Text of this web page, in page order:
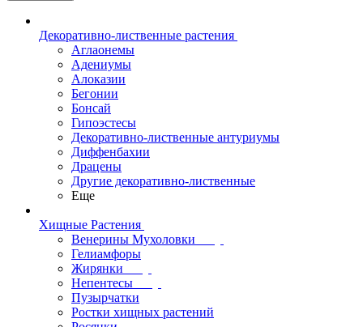
Декоративно-лиственные растения
Аглаонемы
Адениумы
Алоказии
Бегонии
Бонсай
Гипоэстесы
Декоративно-лиственные антуриумы
Диффенбахии
Драцены
Другие декоративно-лиственные
Еще
Хищные Растения
Венерины Мухоловки
Гелиамфоры
Жирянки
Непентесы
Пузырчатки
Ростки хищных растений